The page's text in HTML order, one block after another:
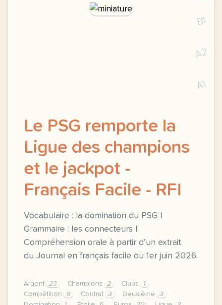
B1
A2
A1
Le PSG remporte la
Ligue des champions
et le jackpot -
Français Facile - RFI
Vocabulaire : la domination du PSG |
Grammaire : les connecteurs |
Compréhension orale à partir d’un extrait
du Journal en français facile du 1er juin 2026.
Argent 23 Champions 2 Clubs
1
Compétition
6 Contrat 3 Deuxième
3